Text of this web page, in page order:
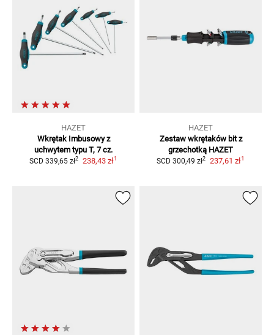
HAZET
Wkrętak Imbusowy z
uchwytem typu T, 7 cz.
SCD 339,65 zł2 238,43 zł1
HAZET
Zestaw wkrętaków bit z
grzechotką HAZET
SCD 300,49 zł2 237,61 zł1